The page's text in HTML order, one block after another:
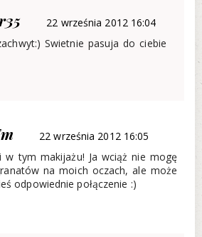
22 września 2012 16:04
Swietnie pasuja do ciebie
22 września 2012 16:05
w tym makijażu! Ja wciąż nie mogę
na moich oczach, ale może
odpowiednie połączenie :)